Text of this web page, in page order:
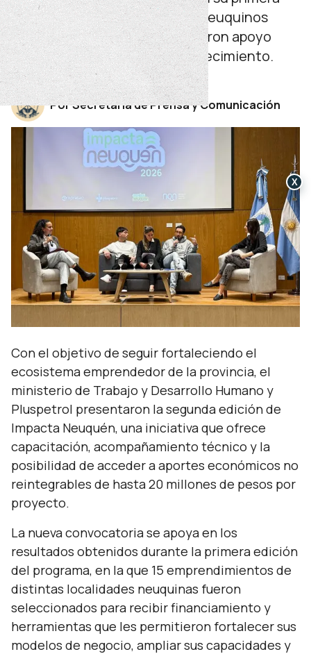
edición, 15 emprendimientos neuquinos
fueron seleccionados y recibieron apoyo
económico para impulsar su crecimiento.
miércoles 10 de junio de 2026
Por Secretaría de Prensa y Comunicación
Con el objetivo de seguir fortaleciendo el
ecosistema emprendedor de la provincia, el
ministerio de Trabajo y Desarrollo Humano y
Pluspetrol presentaron la segunda edición de
Impacta Neuquén, una iniciativa que ofrece
capacitación, acompañamiento técnico y la
posibilidad de acceder a aportes económicos no
reintegrables de hasta 20 millones de pesos por
proyecto.
La nueva convocatoria se apoya en los
resultados obtenidos durante la primera edición
del programa, en la que 15 emprendimientos de
distintas localidades neuquinas fueron
seleccionados para recibir financiamiento y
herramientas que les permitieron fortalecer sus
modelos de negocio, ampliar sus capacidades y
X